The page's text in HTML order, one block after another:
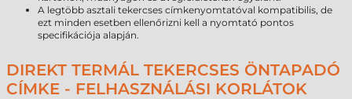
A legtöbb asztali tekercses címkenyomtatóval kompatibilis, de
ezt minden esetben ellenőrizni kell a nyomtató pontos
specifikációja alapján.
DIREKT TERMÁL TEKERCSES ÖNTAPADÓ
CÍMKE - FELHASZNÁLÁSI KORLÁTOK